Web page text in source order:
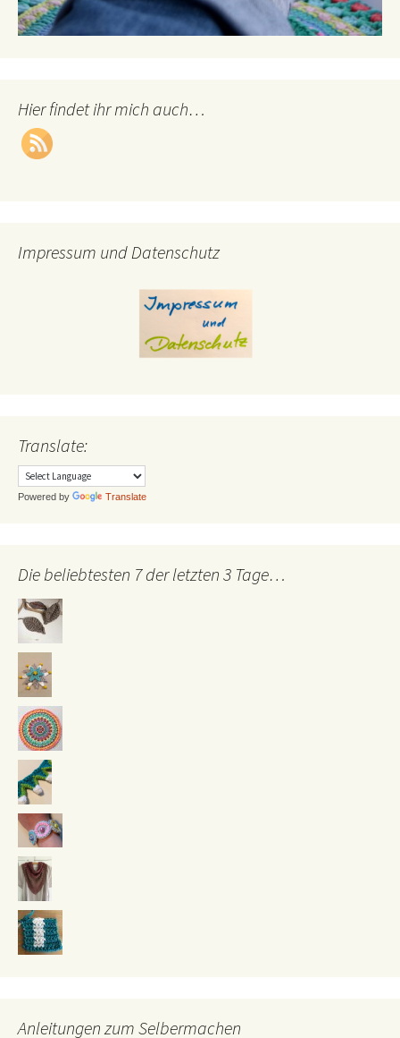
Hier findet ihr mich auch…
Impressum und Datenschutz
Translate:
Powered by Translate
Die beliebtesten 7 der letzten 3 Tage…
Anleitungen zum Selbermachen